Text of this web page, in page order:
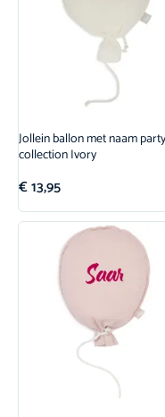
Jollein ballon met naam party
collection Ivory
€13,95